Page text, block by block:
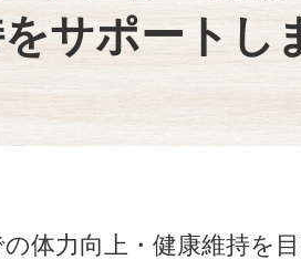
サポートし
体力向上・健康維持を